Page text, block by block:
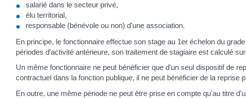
salarié dans le secteur privé,
élu territorial,
responsable (bénévole ou non) d'une association.
En principe, le fonctionnaire effectue son stage au 1er échelon du
périodes d'activité antérieure, son traitement de stagiaire est calculé
Un même fonctionnaire ne peut bénéficier que d'un seul dispositif de
contractuel dans la fonction publique, il ne peut bénéficier de la reprise
En outre, une même période ne peut être prise en compte qu'au titre